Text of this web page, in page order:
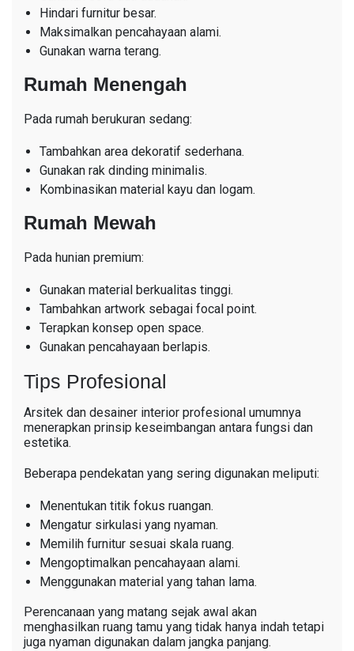
Hindari furnitur besar.
Maksimalkan pencahayaan alami.
Gunakan warna terang.
Rumah Menengah
Pada rumah berukuran sedang:
Tambahkan area dekoratif sederhana.
Gunakan rak dinding minimalis.
Kombinasikan material kayu dan logam.
Rumah Mewah
Pada hunian premium:
Gunakan material berkualitas tinggi.
Tambahkan artwork sebagai focal point.
Terapkan konsep open space.
Gunakan pencahayaan berlapis.
Tips Profesional
Arsitek dan desainer interior profesional umumnya
menerapkan prinsip keseimbangan antara fungsi dan
estetika.
Beberapa pendekatan yang sering digunakan meliputi:
Menentukan titik fokus ruangan.
Mengatur sirkulasi yang nyaman.
Memilih furnitur sesuai skala ruang.
Mengoptimalkan pencahayaan alami.
Menggunakan material yang tahan lama.
Perencanaan yang matang sejak awal akan
menghasilkan ruang tamu yang tidak hanya indah tetapi
juga nyaman digunakan dalam jangka panjang.